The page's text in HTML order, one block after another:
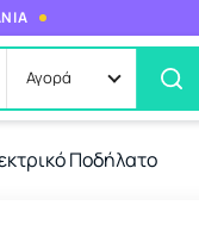
Αγορά
Ποδήλατο